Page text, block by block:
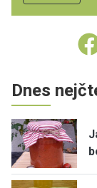
Dnes